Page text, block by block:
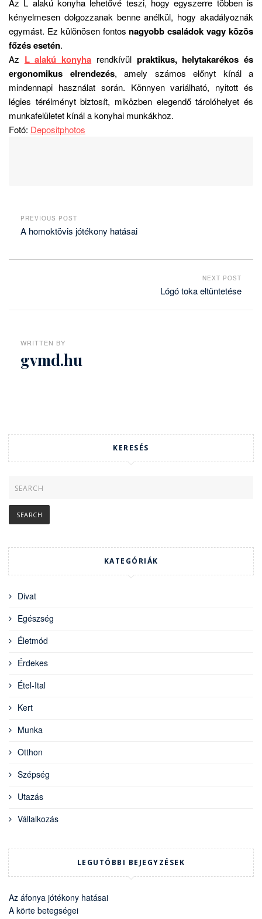
Az L alakú konyha lehetővé teszi, hogy egyszerre többen is
kényelmesen dolgozzanak benne anélkül, hogy akadályoznák
egymást. Ez különösen fontos nagyobb családok vagy közös
főzés esetén.
Az L alakú konyha rendkívül praktikus, helytakarékos és
ergonomikus elrendezés, amely számos előnyt kínál a
mindennapi használat során. Könnyen variálható, nyitott és
légies térélményt biztosít, miközben elegendő tárolóhelyet és
munkafelületet kínál a konyhai munkákhoz.
Fotó: Depositphotos
PREVIOUS POST
A homoktövis jótékony hatásai
NEXT POST
Lógó toka eltüntetése
WRITTEN BY
gvmd.hu
KERESÉS
KATEGÓRIÁK
Divat
Egészség
Életmód
Érdekes
Étel-Ital
Kert
Munka
Otthon
Szépség
Utazás
Vállalkozás
LEGUTÓBBI BEJEGYZÉSEK
Az áfonya jótékony hatásai
A körte betegségei